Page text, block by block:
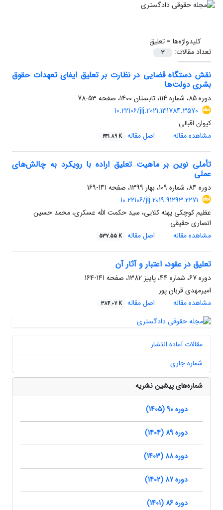
کلیدواژه‌ها =تعلیق
تعداد مقالات:
3
نقش دستگاه قضایی در نظارت بر تعلیق ایفای تعهدات حقوق
بشری دولت‌ها
دوره 85، شماره 114، تابستان 1400، صفحه
53-78
10.22106/jlj.2021.131784.3570
کیوان اقبالی
مشاهده مقاله
اصل مقاله 641.89 K
تأملی نوین بر ماهیت تعلیق اراده با رویکرد به چالش‌های
عملی
دوره 84، شماره 109، بهار 1399، صفحه
141-169
10.22106/jlj.2019.91293.2271
عظیم کوچکی پهنه کلایی، سید حکمت الله عسکری، محمد حسین
انصاری حقیقی
مشاهده مقاله
اصل مقاله 537.55 K
تعلیق در عقود، اعتبار و آثار آن
دوره 67، شماره 44، پاییز 1382، صفحه
141-164
امیرمهدی قربان پور
مشاهده مقاله
اصل مقاله 384.07 K
مقالات آماده انتشار
شماره جاری
شماره‌های پیشین نشریه
دوره 90 (1405)
دوره 89 (1404)
دوره 88 (1403)
دوره 87 (1402)
دوره 86 (1401)